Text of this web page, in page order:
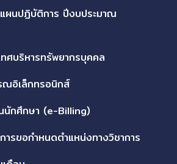
ผนปฏิบัติการ ปีงบประมาณ
ทศบริหารทรัพยากรบุคคล
ณอิเล็กทรอนิกส์
นนักศึกษา (e-Billing)
ารขอกำหนดตำแหน่งทางวิชาการ